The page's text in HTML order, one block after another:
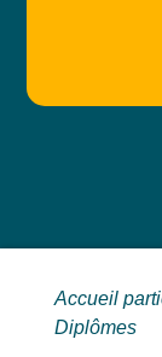
Accueil
Diplômes